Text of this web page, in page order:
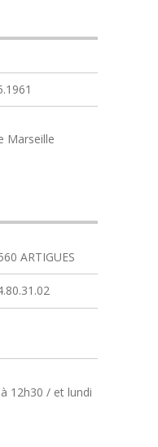
Marseille
ARTIGUES
12h30 / et lundi